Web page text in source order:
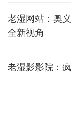
老湿网站：奥
全新视角
老湿影影院：